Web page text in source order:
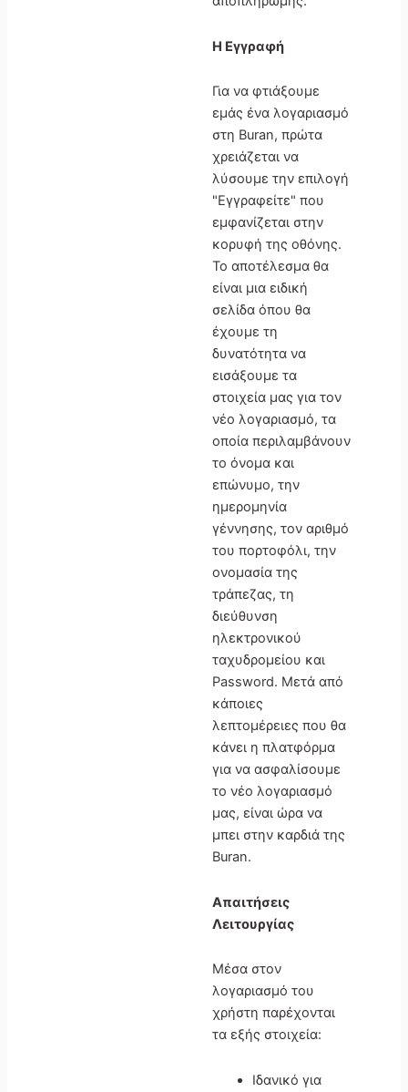
Η Εγγραφή
Για να φτιάξουμε
εμάς ένα λογαριασμό
στη Buran, πρώτα
χρειάζεται να
λύσουμε την επιλογή
"Εγγραφείτε" που
εμφανίζεται στην
κορυφή της οθόνης.
Το αποτέλεσμα θα
είναι μια ειδική
σελίδα όπου θα
έχουμε τη
δυνατότητα να
εισάξουμε τα
στοιχεία μας για τον
νέο λογαριασμό, τα
οποία περιλαμβάνουν
το όνομα και
επώνυμο, την
ημερομηνία
γέννησης, τον αριθμό
του πορτοφόλι, την
ονομασία της
τράπεζας, τη
διεύθυνση
ηλεκτρονικού
ταχυδρομείου και
Password. Μετά από
κάποιες
λεπτομέρειες που θα
κάνει η πλατφόρμα
για να ασφαλίσουμε
το νέο λογαριασμό
μας, είναι ώρα να
μπει στην καρδιά της
Buran.
Απαιτήσεις
Λειτουργίας
Μέσα στον
λογαριασμό του
χρήστη παρέχονται
τα εξής στοιχεία:
Ιδανικό για